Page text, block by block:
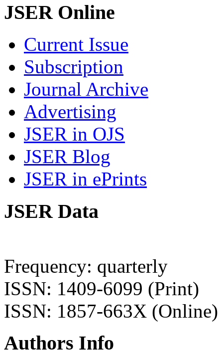
JSER Online
Current Issue
Subscription
Journal Archive
Advertising
JSER in OJS
JSER Blog
JSER in ePrints
JSER Data
Frequency: quarterly
ISSN: 1409-6099 (Print)
ISSN: 1857-663X (Online)
Authors Info